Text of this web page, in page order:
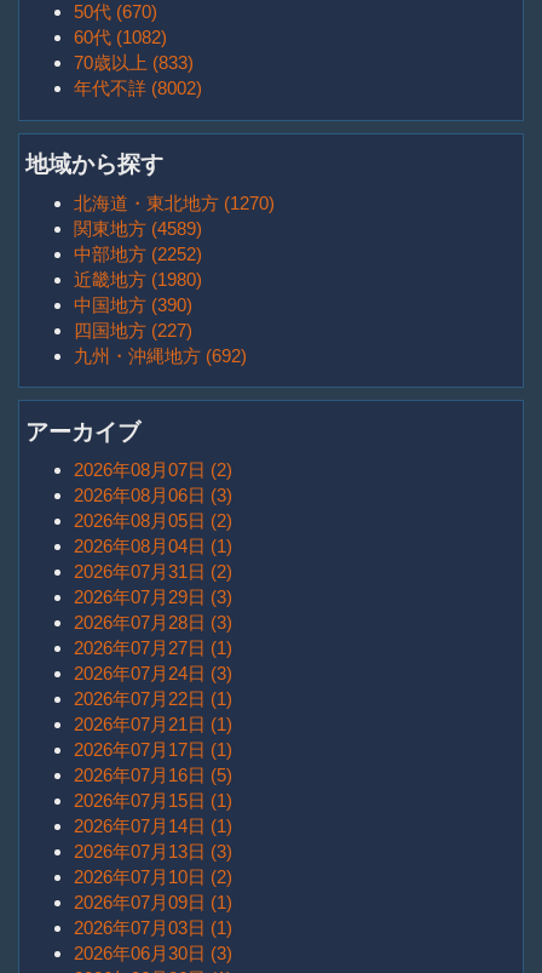
50代 (670)
60代 (1082)
70歳以上 (833)
年代不詳 (8002)
地域から探す
北海道・東北地方 (1270)
関東地方 (4589)
中部地方 (2252)
近畿地方 (1980)
中国地方 (390)
四国地方 (227)
九州・沖縄地方 (692)
アーカイブ
2026年08月07日 (2)
2026年08月06日 (3)
2026年08月05日 (2)
2026年08月04日 (1)
2026年07月31日 (2)
2026年07月29日 (3)
2026年07月28日 (3)
2026年07月27日 (1)
2026年07月24日 (3)
2026年07月22日 (1)
2026年07月21日 (1)
2026年07月17日 (1)
2026年07月16日 (5)
2026年07月15日 (1)
2026年07月14日 (1)
2026年07月13日 (3)
2026年07月10日 (2)
2026年07月09日 (1)
2026年07月03日 (1)
2026年06月30日 (3)